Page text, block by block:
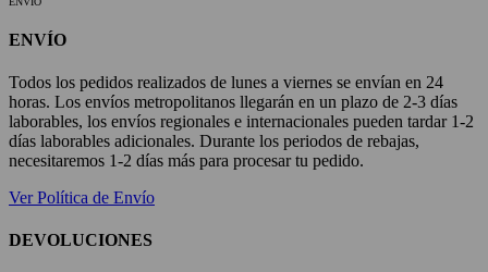
ENVÍO
Todos los pedidos realizados de lunes a viernes se envían en 24
horas. Los envíos metropolitanos llegarán en un plazo de 2-3 días
laborables, los envíos regionales e internacionales pueden tardar 1-2
días laborables adicionales. Durante los periodos de rebajas,
necesitaremos 1-2 días más para procesar tu pedido.
Ver Política de Envío
DEVOLUCIONES